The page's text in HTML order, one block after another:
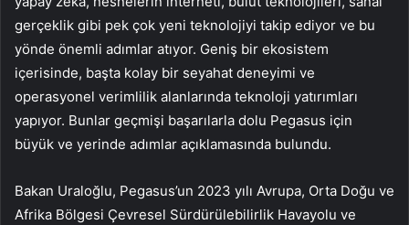
gerçeklik gibi pek çok yeni teknolojiyi takip ediyor ve bu
yönde önemli adımlar atıyor. Geniş bir ekosistem
içerisinde, başta kolay bir seyahat deneyimi ve
operasyonel verimlilik alanlarında teknoloji yatırımları
yapıyor. Bunlar geçmişi başarılarla dolu Pegasus için
büyük ve yerinde adımlar açıklamasında bulundu.
Bakan Uraloğlu, Pegasus’un 2023 yılı Avrupa, Orta Doğu ve
Afrika Bölgesi Çevresel Sürdürülebilirlik Havayolu ve